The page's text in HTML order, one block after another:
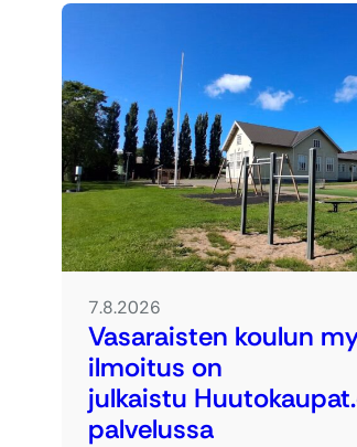
7.8.2026
Vasaraisten koulun
ilmoitus on
julkaistu
palvelussa